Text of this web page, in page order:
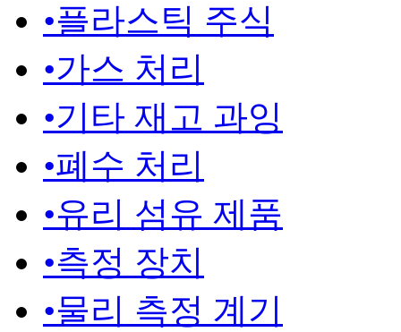
•플라스틱 주식
•가스 처리
•기타 재고 과잉
•폐수 처리
•유리 섬유 제품
•측정 장치
•물리 측정 계기